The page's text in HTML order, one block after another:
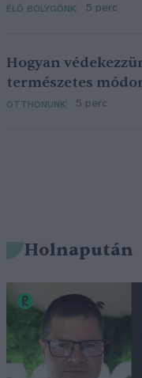
ÉLŐ BOLYGÓNK 5 perc
Hogyan
természetes
OTTHONUNK 5 perc
Holnapután